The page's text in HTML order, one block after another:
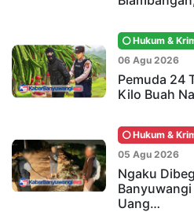
Hukum &
06 Agu 2026
Pemuda 24
Kilo Buah
Hukum &
05 Agu 2026
Ngaku
Uang…